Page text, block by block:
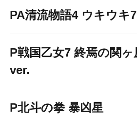
PA清流物語4 ウキウキ
P戦国乙女7 終焉の関
ver.
P北斗の拳 暴凶星